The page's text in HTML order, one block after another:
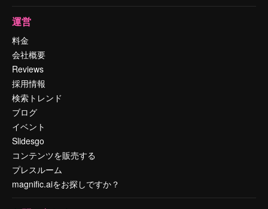
運営
料金
会社概要
Reviews
採用情報
検索トレンド
ブログ
イベント
Slidesgo
コンテンツを販売する
プレスルーム
magnific.aiをお探しですか？